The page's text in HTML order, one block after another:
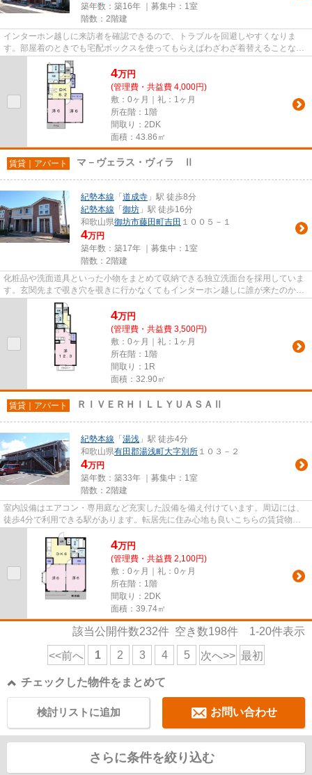
築年数：築16年 ｜募集中： 1室
階数：2階建
インターホン越しに来訪者を確認できるので、トラブルを回避しやすくなりま
す。部屋着のときでも宅配ボックスを使ってもらえばわざわざ着替えることなく
荷物を配達してもらえて便利で...
4万円
(管理費・共益費 4,000円)
敷：0ヶ月｜礼：1ヶ月
所在階：1階
間取り：2DK
面積：43.86㎡
賃貸｜アパート マ－ヴェラス・ヴィラ Ⅱ
紀勢本線 「 道成寺 」駅 徒歩8分
紀勢本線 「 御坊 」駅 徒歩16分
和歌山県御坊市藤田町吉田 １００５－１
4万円
築年数：築17年 ｜募集中： 1室
階数：2階建
化粧品や洗面道具といった小物をまとめて収納できる独立洗面台を採用していま
す。玄関先まで覗き穴を覗きに行かなくてもインターホン越しに誰が来たのかを
確認できます。多くの方にご...
4万円
(管理費・共益費 3,500円)
敷：0ヶ月｜礼：1ヶ月
所在階：1階
間取り：1R
面積：32.90㎡
賃貸｜アパート ＲＩＶＥＲＨＩＬＬＹＵＡＳＡⅡ
紀勢本線 「 湯浅 」駅 徒歩4分
和歌山県有田郡湯浅町大字別所 １０３－２
4万円
築年数：築33年 ｜募集中： 1室
階数：2階建
室内設備はエアコン・専用庭など充実した設備を備え付けています。周辺には、
徒歩4分で利用できる駅があります。転居先に住み心地も良いこちらの賃貸物
件。充実した新生活を過ごしまし...
4万円
(管理費・共益費 2,100円)
敷：0ヶ月｜礼：0ヶ月
所在階：1階
間取り：2DK
面積：39.74㎡
該当公開件数232件 空き数198件 1-20件表示
<<前へ 1 2 3 4 5 次へ>> 最初
チェックした物件をまとめて
お問い合わせ
検討リストに追加
さらに条件を絞り込む